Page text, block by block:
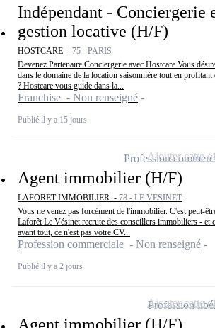
Indépendant - Conciergerie
gestion locative (H/F)
HOSTCARE - 75 - PARIS
Devenez Partenaire Conciergerie avec Hostcare Vous
dans le domaine de la location saisonnière tout en
? Hostcare vous guide dans la...
Franchise - Non renseigné
Publié il y a 15 jours
Agent immobilier (H/F)
LAFORET IMMOBILIER - 78 - LE VESINET
Vous ne venez pas forcément de l'immobilier. C'est peut-
Laforêt Le Vésinet recrute des conseillers immobiliers - et
avant tout, ce n'est pas votre CV...
Profession commerciale - Non renseigné
Publié il y a 2 jours
ProfessionAjouter cette
Profession
Ajouter cette